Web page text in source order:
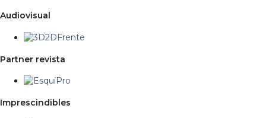
Audiovisual
Partner revista
Imprescindibles